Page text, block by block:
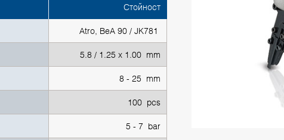
Стойност
Atro, BeA 90 / JK781
5.8 / 1.25 x 1.00 mm
8 - 25 mm
100 pcs
5 - 7 bar